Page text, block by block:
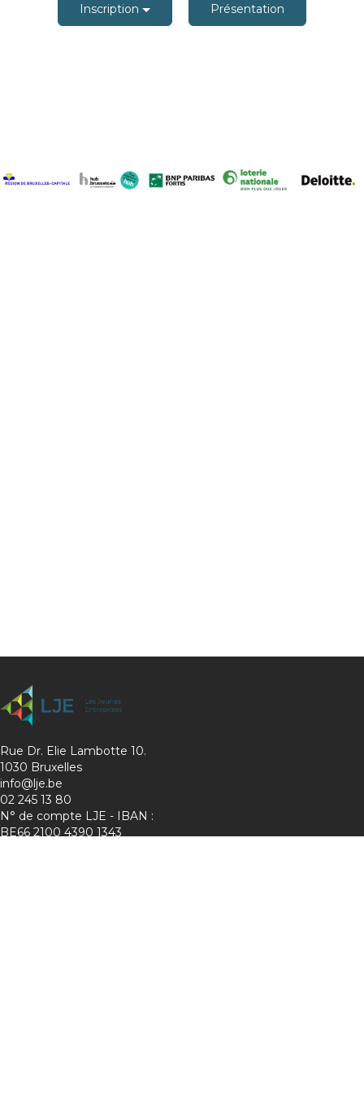
Inscription Présentation
Rue Dr. Elie Lambotte 10.
1030 Bruxelles
info@lje.be
02 245 13 80
N° de compte LJE - IBAN :
BE66 2100 4390 1343